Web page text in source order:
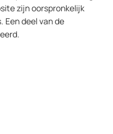
zijn oorspronkelijk
Een deel van de